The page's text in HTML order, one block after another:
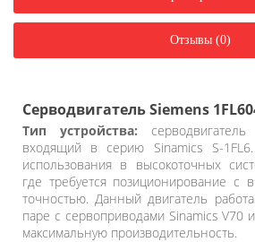
Отзывы (0)
Серводвигатель Siemens
Тип устройства:
входящий в серию Sinamics S-
использования в высокоточных
где требуется позиционирование с
точностью. Данный двигатель
паре с сервоприводами Sinamics V70
максимальную производительность.